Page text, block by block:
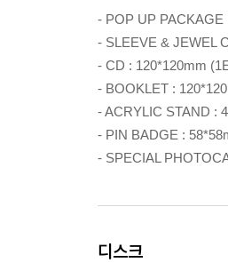
- POP UP PACKAGE
- SLEEVE & JEWEL
- CD : 120*120mm
- BOOKLET :
- ACRYLIC STAND :
- PIN BADGE :
- SPECIAL
디스크